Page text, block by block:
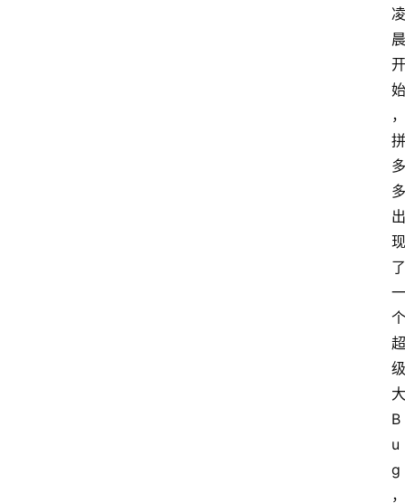
凌
晨
开
始
，
拼
多
多
出
现
了
一
个
超
级
大
B
u
g
，